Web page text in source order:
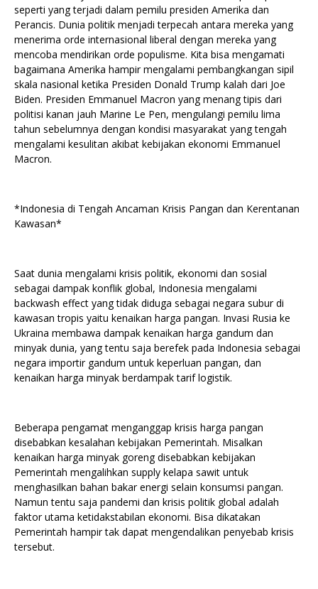
seperti yang terjadi dalam pemilu presiden Amerika dan
Perancis. Dunia politik menjadi terpecah antara mereka yang
menerima orde internasional liberal dengan mereka yang
mencoba mendirikan orde populisme. Kita bisa mengamati
bagaimana Amerika hampir mengalami pembangkangan sipil
skala nasional ketika Presiden Donald Trump kalah dari Joe
Biden. Presiden Emmanuel Macron yang menang tipis dari
politisi kanan jauh Marine Le Pen, mengulangi pemilu lima
tahun sebelumnya dengan kondisi masyarakat yang tengah
mengalami kesulitan akibat kebijakan ekonomi Emmanuel
Macron.
*Indonesia di Tengah Ancaman Krisis Pangan dan Kerentanan
Kawasan*
Saat dunia mengalami krisis politik, ekonomi dan sosial
sebagai dampak konflik global, Indonesia mengalami
backwash effect yang tidak diduga sebagai negara subur di
kawasan tropis yaitu kenaikan harga pangan. Invasi Rusia ke
Ukraina membawa dampak kenaikan harga gandum dan
minyak dunia, yang tentu saja berefek pada Indonesia sebagai
negara importir gandum untuk keperluan pangan, dan
kenaikan harga minyak berdampak tarif logistik.
Beberapa pengamat menganggap krisis harga pangan
disebabkan kesalahan kebijakan Pemerintah. Misalkan
kenaikan harga minyak goreng disebabkan kebijakan
Pemerintah mengalihkan supply kelapa sawit untuk
menghasilkan bahan bakar energi selain konsumsi pangan.
Namun tentu saja pandemi dan krisis politik global adalah
faktor utama ketidakstabilan ekonomi. Bisa dikatakan
Pemerintah hampir tak dapat mengendalikan penyebab krisis
tersebut.